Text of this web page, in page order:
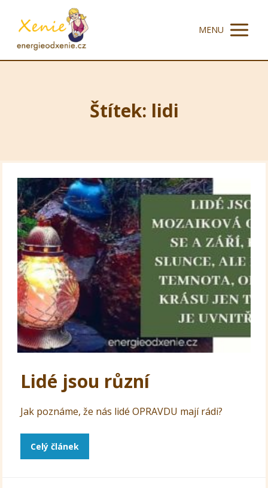
MENU
Štítek: lidi
Lidé jsou různí
Jak poznáme, že nás lidé OPRAVDU mají rádi?
Celý článek